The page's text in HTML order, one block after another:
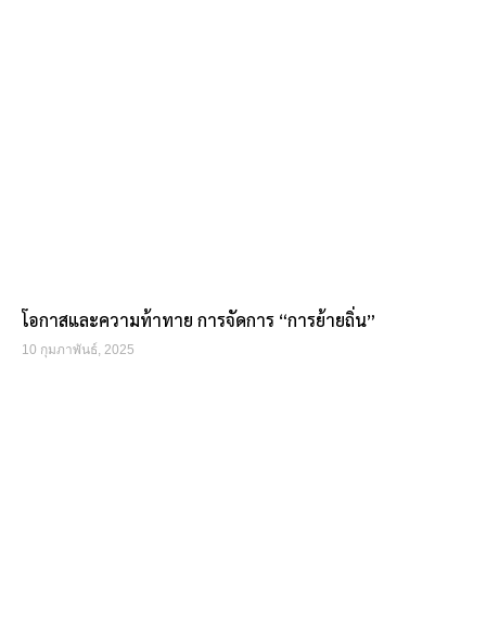
โอกาสและความท้าทาย การจัดการ “การย้ายถิ่น”
10 กุมภาพันธ์, 2025